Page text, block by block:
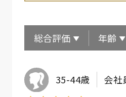
総合評価 年齢
35-44歳
会社